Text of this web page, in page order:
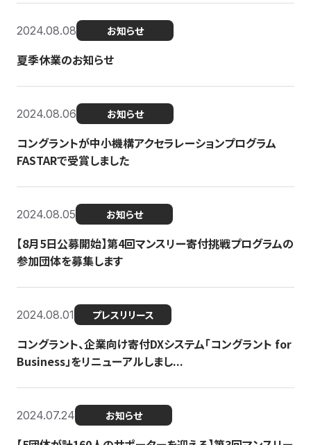
2024.08.08 お知らせ
夏季休業のお知らせ
2024.08.06 お知らせ
コングラントが中小機構アクセラレーションプログラム
FASTARで受賞しました
2024.08.05 お知らせ
【8月5日公募開始】第4回マンスリー寄付挑戦プログラムの
参加団体を募集します
2024.08.01 プレスリリース
コングラント、企業向け寄付DXシステム「コングラント for
Business」をリニューアルしまし...
2024.07.24 お知らせ